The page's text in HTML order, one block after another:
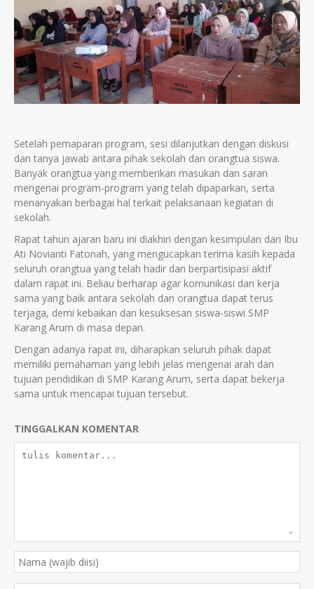
Setelah pemaparan program, sesi dilanjutkan dengan diskusi
dan tanya jawab antara pihak sekolah dan orangtua siswa.
Banyak orangtua yang memberikan masukan dan saran
mengenai program-program yang telah dipaparkan, serta
menanyakan berbagai hal terkait pelaksanaan kegiatan di
sekolah.
Rapat tahun ajaran baru ini diakhiri dengan kesimpulan dari Ibu
Ati Novianti Fatonah, yang mengucapkan terima kasih kepada
seluruh orangtua yang telah hadir dan berpartisipasi aktif
dalam rapat ini. Beliau berharap agar komunikasi dan kerja
sama yang baik antara sekolah dan orangtua dapat terus
terjaga, demi kebaikan dan kesuksesan siswa-siswi SMP
Karang Arum di masa depan.
Dengan adanya rapat ini, diharapkan seluruh pihak dapat
memiliki pemahaman yang lebih jelas mengenai arah dan
tujuan pendidikan di SMP Karang Arum, serta dapat bekerja
sama untuk mencapai tujuan tersebut.
TINGGALKAN KOMENTAR